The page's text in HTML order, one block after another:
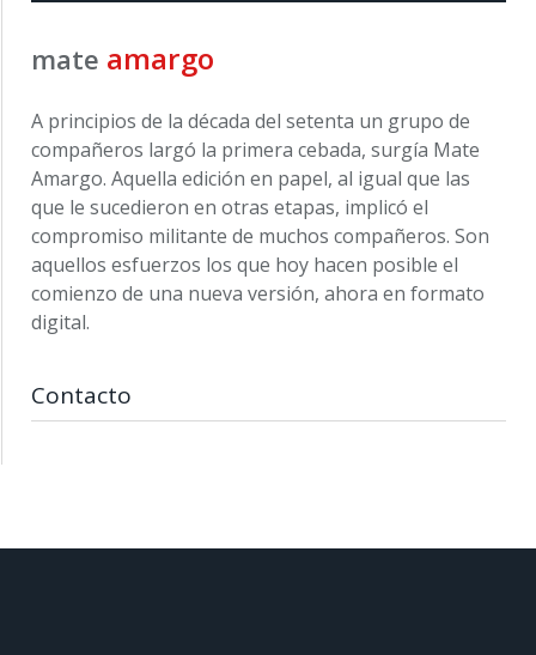
mate amargo
A principios de la década del setenta un grupo de
compañeros largó la primera cebada, surgía Mate
Amargo. Aquella edición en papel, al igual que las
que le sucedieron en otras etapas, implicó el
compromiso militante de muchos compañeros. Son
aquellos esfuerzos los que hoy hacen posible el
comienzo de una nueva versión, ahora en formato
digital.
Contacto